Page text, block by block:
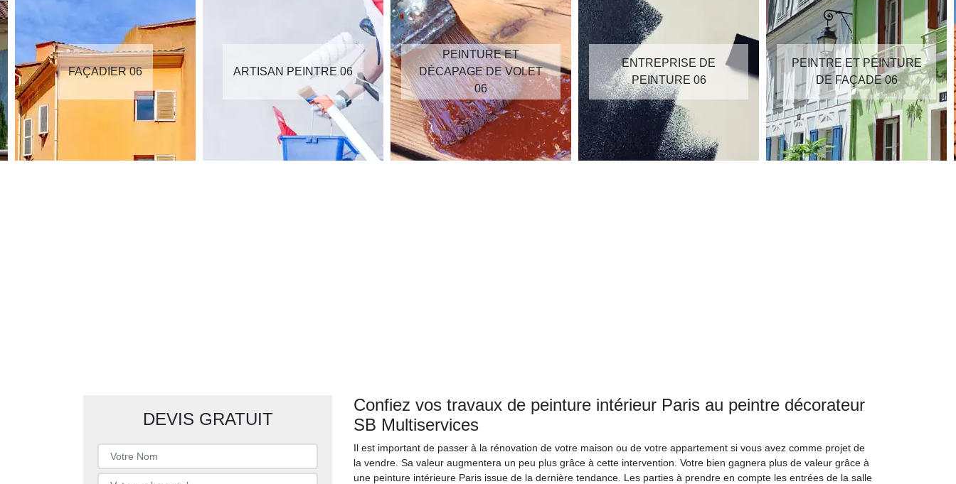
FAÇADIER 06 ARTISAN PEINTRE 06
PEINTURE ET
DÉCAPAGE DE VOLET
06
ENTREPRISE DE
PEINTURE 06
PEINTRE ET PEINTURE
DE FAÇADE 06
DEVIS GRATUIT
Confiez vos travaux de peinture intérieur Paris au peintre décorateur
SB Multiservices
Il est important de passer à la rénovation de votre maison ou de votre appartement si vous avez comme projet de
la vendre. Sa valeur augmentera un peu plus grâce à cette intervention. Votre bien gagnera plus de valeur grâce à
une peinture intérieure Paris issue de la dernière tendance. Les parties à prendre en compte les entrées de la salle